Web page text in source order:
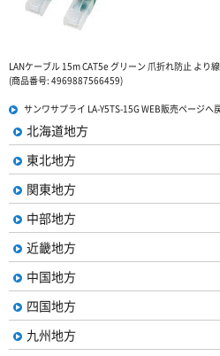
LANケーブル 15m CAT5e グリーン 爪折れ防止 より
(商品番号: 4969887566459)
サンワサプライ LA-Y5TS-15G WEB販売ページへ
北海道地方
東北地方
関東地方
中部地方
近畿地方
中国地方
四国地方
九州地方